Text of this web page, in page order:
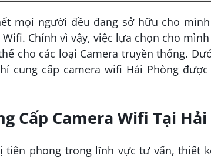
mọi người đều đang sở hữu cho
Chính vì vậy, việc lựa chọn cho
cho các loại Camera truyền thống.
cung cấp camera wifi Hải Phòng
Cấp Camera Wifi Tại
tiên phong trong lĩnh vực tư vấn, thiết